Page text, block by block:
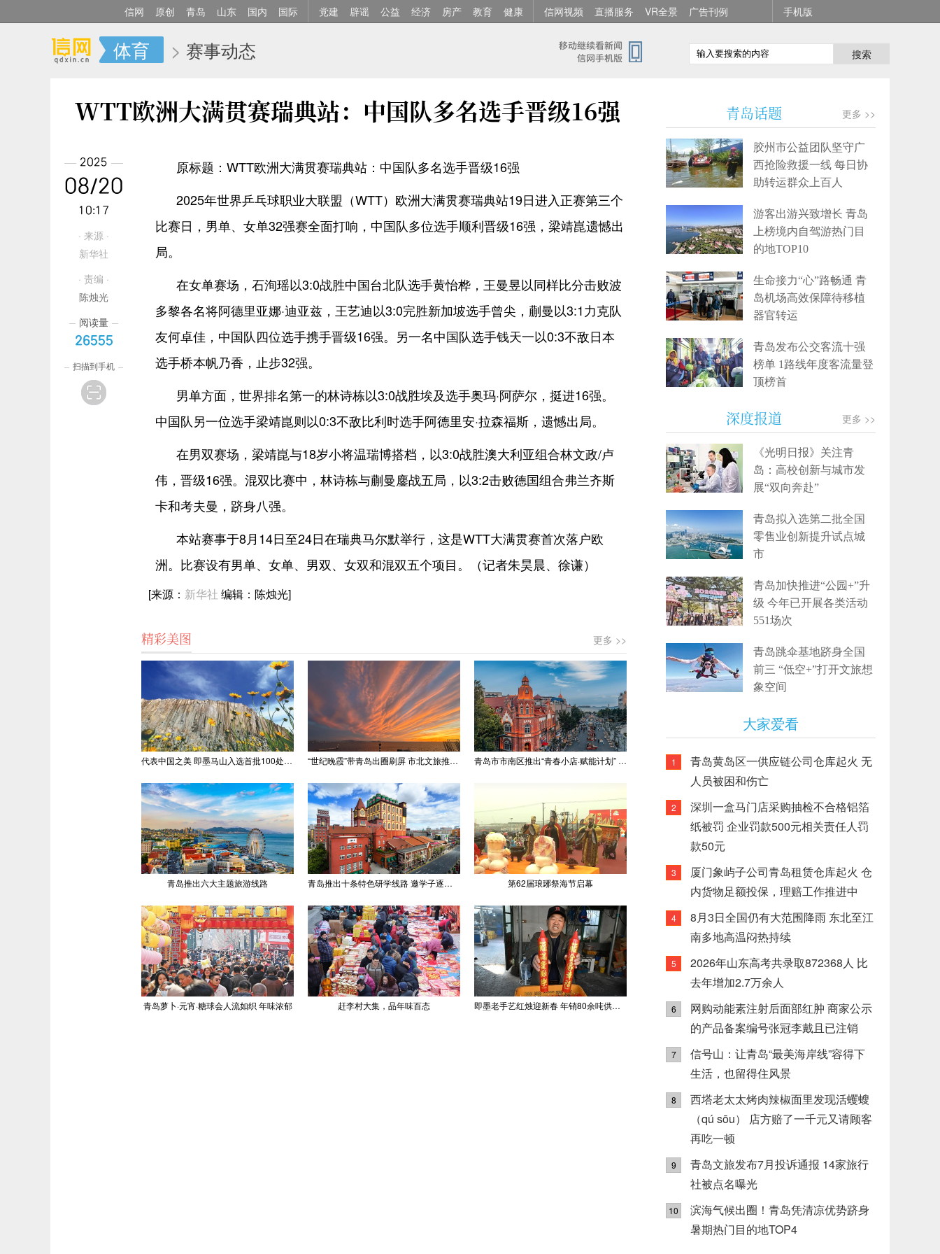
信网 原创 青岛 山东 国内 国际 党建 辟谣 公益 经济 房产 教育 健康 信网视频 直播服务 VR全景 广告刊例 手机版
体育 > 赛事动态 搜索
WTT欧洲大满贯赛瑞典站：中国队多名选手晋级16强
原标题：WTT欧洲大满贯赛瑞典站：中国队多名选手晋级16强
2025年世界乒乓球职业大联盟（WTT）欧洲大满贯赛瑞典站19日进入正赛第三个
比赛日，男单、女单32强赛全面打响，中国队多位选手顺利晋级16强，梁靖崑遗憾出
局。
在女单赛场，石洵瑶以3:0战胜中国台北队选手黄怡桦，王曼昱以同样比分击败波
多黎各名将阿德里亚娜·迪亚兹，王艺迪以3:0完胜新加坡选手曾尖，蒯曼以3:1力克队
友何卓佳，中国队四位选手携手晋级16强。另一名中国队选手钱天一以0:3不敌日本
选手桥本帆乃香，止步32强。
男单方面，世界排名第一的林诗栋以3:0战胜埃及选手奥玛·阿萨尔，挺进16强。
中国队另一位选手梁靖崑则以0:3不敌比利时选手阿德里安·拉森福斯，遗憾出局。
在男双赛场，梁靖崑与18岁小将温瑞博搭档，以3:0战胜澳大利亚组合林文政/卢
伟，晋级16强。混双比赛中，林诗栋与蒯曼鏖战五局，以3:2击败德国组合弗兰齐斯
卡和考夫曼，跻身八强。
本站赛事于8月14日至24日在瑞典马尔默举行，这是WTT大满贯赛首次落户欧
洲。比赛设有男单、女单、男双、女双和混双五个项目。（记者朱昊晨、徐谦）
[来源： 新华社 编辑：陈烛光]
精彩美图 更多 >>
代表中国之美 即墨马山入选首批100处“美丽中国打卡点” “世纪晚霞”带青岛出圈刷屏 市北文旅推出精品线路 青岛市市南区推出“青春小店·赋能计划” 聚满青岛温情
青岛推出六大主题旅游线路 青岛推出十条特色研学线路 邀学子逐梦深蓝探知山海 第62届琅琊祭海节启幕
青岛萝卜·元宵·糖球会人流如织 年味浓郁 赶李村大集，品年味百态 即墨老手艺红烛迎新春 年销80余吨供不应求
2025
08/20
10:17
· 来源 ·
新华社
· 责编 ·
陈烛光
阅读量
26555
扫描到手机
青岛话题 更多 >>
胶州市公益团队坚守广
西抢险救援一线 每日协
助转运群众上百人
游客出游兴致增长 青岛
上榜境内自驾游热门目
的地TOP10
生命接力“心”路畅通 青
岛机场高效保障待移植
器官转运
青岛发布公交客流十强
榜单 1路线年度客流量登
顶榜首
深度报道 更多 >>
《光明日报》关注青
岛：高校创新与城市发
展“双向奔赴”
青岛拟入选第二批全国
零售业创新提升试点城
市
青岛加快推进“公园+”升
级 今年已开展各类活动
551场次
青岛跳伞基地跻身全国
前三 “低空+”打开文旅想
象空间
大家爱看
1
青岛黄岛区一供应链公司仓库起火 无
人员被困和伤亡
2
深圳一盒马门店采购抽检不合格铝箔
纸被罚 企业罚款500元相关责任人罚
款50元
3
厦门象屿子公司青岛租赁仓库起火 仓
内货物足额投保，理赔工作推进中
4
8月3日全国仍有大范围降雨 东北至江
南多地高温闷热持续
5
2026年山东高考共录取872368人 比
去年增加2.7万余人
6
网购动能素注射后面部红肿 商家公示
的产品备案编号张冠李戴且已注销
7
信号山：让青岛“最美海岸线”容得下
生活，也留得住风景
8
西塔老太太烤肉辣椒面里发现活蠼螋
（qú sōu） 店方赔了一千元又请顾客
再吃一顿
9
青岛文旅发布7月投诉通报 14家旅行
社被点名曝光
10
滨海气候出圈！青岛凭清凉优势跻身
暑期热门目的地TOP4